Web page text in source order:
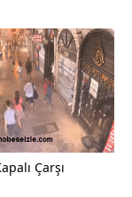
Çarşı